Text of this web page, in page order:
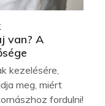
van? A
kezelésére,
meg, miért
fordulni!